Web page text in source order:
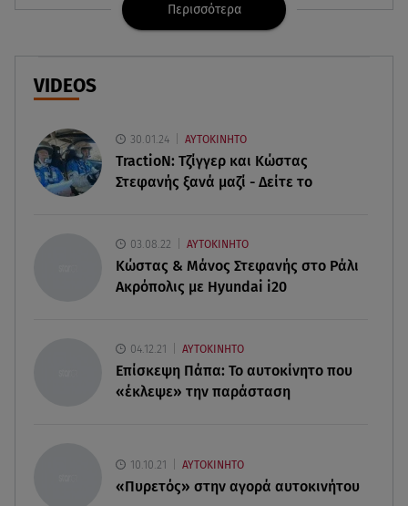
09.08.26 , 20:29
«Ισλαμικό ΝΑΤΟ»: Τι σημαίνει η νέα συμμαχία για
την Ελλάδα
09.08.26 , 20:22
τη Σαουδική Αραβία
09.08.26 , 20:01
09.08.26 , 19:50
Πάρος: Ο πατέρας του 4χρονου στο Star – «Δεν
09.08.26 , 18:57
Σε εξέλιξη η πυρκαγιά στο Σπήλαιο Ορεστιάδας
επόμενη ζωή να είμαστε κολλητές»
Περισσότερα
VIDEOS
30.01.24 ΑΥΤΟΚΙΝΗΤΟ
TractioN: Τζίγγερ και Κώστας
Στεφανής ξανά μαζί - Δείτε το
03.08.22 ΑΥΤΟΚΙΝΗΤΟ
Κώστας & Μάνος Στεφανής στο Ράλι
Ακρόπολις με Hyundai i20
04.12.21 ΑΥΤΟΚΙΝΗΤΟ
Επίσκεψη Πάπα: Το αυτοκίνητο που
«έκλεψε» την παράσταση
10.10.21 ΑΥΤΟΚΙΝΗΤΟ
«Πυρετός» στην αγορά αυτοκινήτου